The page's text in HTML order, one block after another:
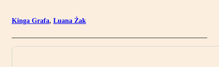
Kinga Grafa, Luana Żak